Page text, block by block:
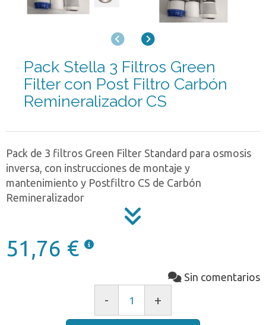
AnteriorSiguiente
Pack Stella 3 Filtros Green
Filter con Post Filtro Carbón
Remineralizador CS
Pack de 3 filtros Green Filter Standard para osmosis
inversa, con instrucciones de montaje y
mantenimiento y Postfiltro CS de Carbón
Remineralizador
51,76 €
Sin comentarios
- +